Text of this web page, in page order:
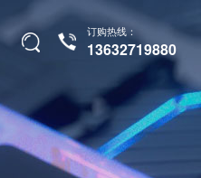
订购热线：
13632719880